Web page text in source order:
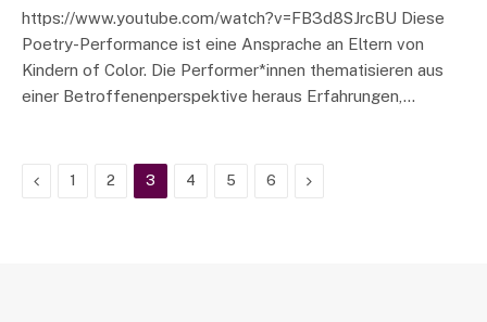
https://www.youtube.com/watch?v=FB3d8SJrcBU Diese
Poetry-Performance ist eine Ansprache an Eltern von
Kindern of Color. Die Performer*innen thematisieren aus
einer Betroffenenperspektive heraus Erfahrungen,…
Previous
1 2 3 4 5 6 Next